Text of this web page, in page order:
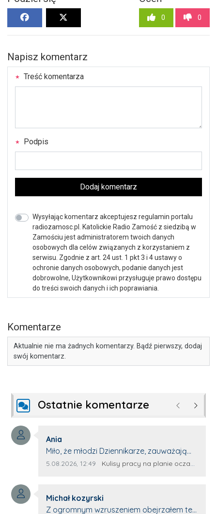
0 0
Napisz komentarz
Treść komentarza
Podpis
Dodaj komentarz
Wysyłając komentarz akceptujesz regulamin portalu
radiozamosc.pl. Katolickie Radio Zamość z siedzibą w
Zamościu jest administratorem twoich danych
osobowych dla celów związanych z korzystaniem z
serwisu. Zgodnie z art. 24 ust. 1 pkt 3 i 4 ustawy o
ochronie danych osobowych, podanie danych jest
dobrowolne, Użytkownikowi przysługuje prawo dostępu
do treści swoich danych i ich poprawiania.
Komentarze
Aktualnie nie ma żadnych komentarzy. Bądź pierwszy, dodaj
swój komentarz.
Ostatnie komentarze Poprzednie
Autor komentarza:
Ania
Treść komentarza:
Miło, że młodzi Dziennikarze, zauważają
młode talenty, które dopiero wkraczają
z nim wywiad, który przeprowadzi Pan
Artur.
Data dodania komentarza:
5.08.2026, 12:49 Źródło komentarza:
Kulisy pracy na planie oczami młodego filmowca
Autor komentarza:
Michał kozyrski
Treść komentarza:
Z ogromnym wzruszeniem obejrzałem ten